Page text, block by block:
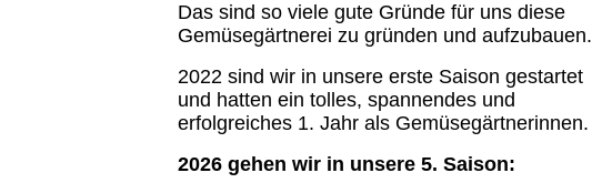
Das sind so viele gute Gründe für uns diese
Gemüsegärtnerei zu gründen und aufzubauen.
2022 sind wir in unsere erste Saison gestartet
und hatten ein tolles, spannendes und
erfolgreiches 1. Jahr als Gemüsegärtnerinnen.
2026 gehen wir in unsere 5. Saison: